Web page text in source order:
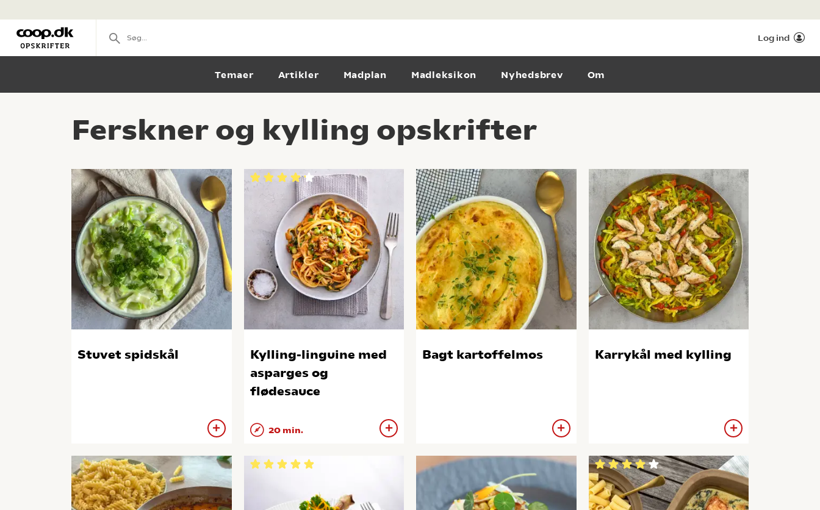
Log ind
Temaer Artikler Madplan Madleksikon Nyhedsbrev Om
Ferskner og kylling opskrifter
Stuvet spidskål
Kylling-linguine med
asparges og
flødesauce
20 min.
Bagt kartoffelmos Karrykål med kylling